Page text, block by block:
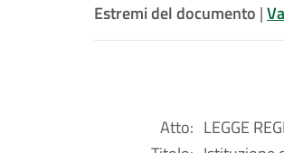
Estremi del documento |
Atto: LEGGE